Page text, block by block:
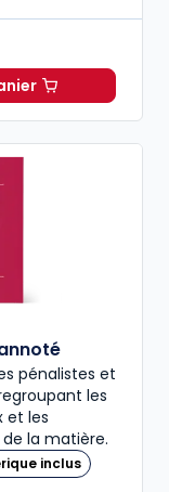
pénal 2027
pénalistes et
les
et les
la matière.
inclus